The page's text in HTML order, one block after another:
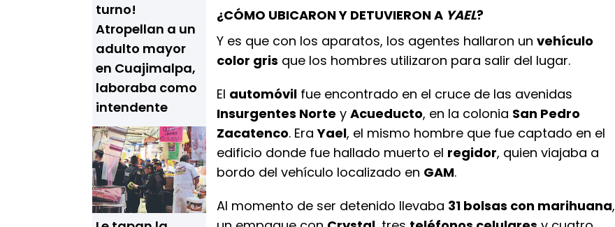
turno!
Atropellan a un
adulto mayor
en Cuajimalpa,
laboraba como
intendente
¿CÓMO UBICARON Y DETUVIERON A YAEL?
Y es que con los aparatos, los agentes hallaron un vehículo
color gris que los hombres utilizaron para salir del lugar.
El automóvil fue encontrado en el cruce de las avenidas
Insurgentes Norte y Acueducto, en la colonia San Pedro
Zacatenco. EraYael, el mismo hombre que fue captado en el
edificio donde fue hallado muerto el regidor, quien viajaba a
bordo del vehículo localizado en GAM.
Al momento de ser detenido llevaba 31 bolsas con marihuana,